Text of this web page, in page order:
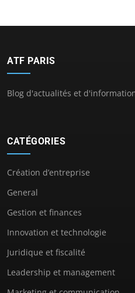
ATF PARIS
Blog d'actualités et
CATÉGORIES
Création d’entreprise
General
Gestion et finances
Innovation et technologie
Juridique et fiscalité
Leadership et management